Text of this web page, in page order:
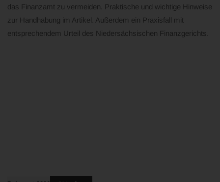
das Finanzamt zu vermeiden. Praktische und wichtige Hinweise
zur Handhabung im Artikel. Außerdem ein Praxisfall mit
entsprechendem Urteil des Niedersächsischen Finanzgerichts.